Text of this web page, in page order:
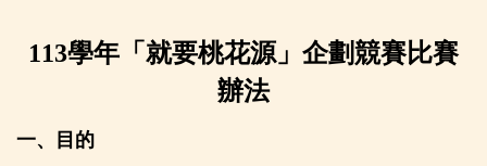
113學年「就要桃花源」企劃競賽比賽
辦法
一、目的